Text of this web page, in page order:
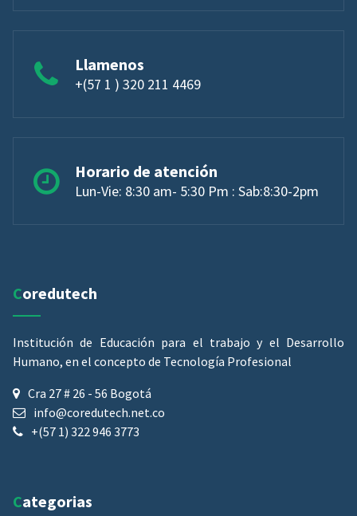
Llamenos
+(57 1 ) 320 211 4469
Horario de atención
Lun-Vie: 8:30 am- 5:30 Pm : Sab:8:30-2pm
Coredutech
Institución de Educación para el trabajo y el Desarrollo
Humano, en el concepto de Tecnología Profesional
Cra 27 # 26 - 56 Bogotá
info@coredutech.net.co
+(57 1) 322 946 3773
Categorias